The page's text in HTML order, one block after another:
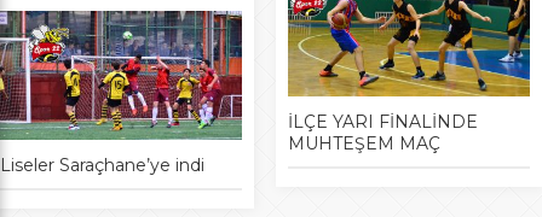
Liseler Saraçhane’ye indi
İLÇE YARI FİNALİNDE
MUHTEŞEM MAÇ